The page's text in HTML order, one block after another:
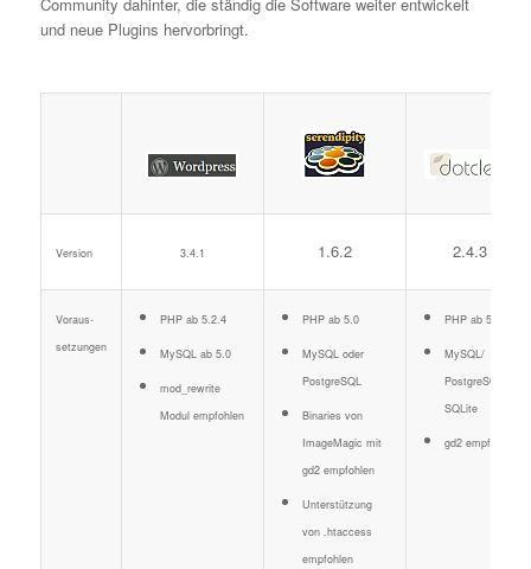
und neue Plugins hervorbringt.
Version 3.4.1 1.6.2 2.4.3
Voraus-
setzungen
PHP ab 5.2.4
MySQL ab 5.0
mod_rewrite
Modul empfohlen
PHP ab 5.0
MySQL oder
PostgreSQL
Binaries von
ImageMagic mit
gd2 empfohlen
Unterstützung
von .htaccess
empfohlen
PHP ab 5.0
MySQL/
PostgreSQL/
SQLite
gd2 empfohlen